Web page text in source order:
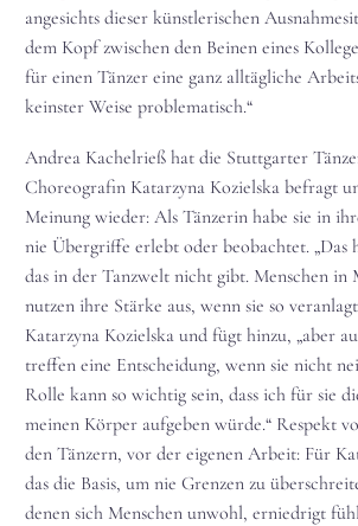
angesichts dieser künstlerischen
dem Kopf zwischen den Beinen eines
für einen Tänzer eine ganz alltägliche
keinster Weise problematisch.“
Andrea Kachelrieß hat die Stuttgarter
Choreografin Katarzyna Kozielska befragt
Meinung wieder: Als Tänzerin habe sie in
nie Übergriffe erlebt oder beobachtet. „Das
das in der Tanzwelt nicht gibt. Menschen in
nutzen ihre Stärke aus, wenn sie so
Katarzyna Kozielska und fügt hinzu, „aber
treffen eine Entscheidung, wenn sie nicht
Rolle kann so wichtig sein, dass ich für sie
meinen Körper aufgeben würde.“ Respekt
den Tänzern, vor der eigenen Arbeit: Für
das die Basis, um nie Grenzen zu
denen sich Menschen unwohl, erniedrigt